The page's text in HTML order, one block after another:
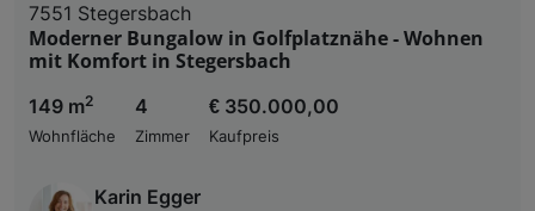
7551 Stegersbach
Moderner Bungalow in Golfplatznähe - Wohnen
mit Komfort in Stegersbach
149 m2
Wohnfläche
4
Zimmer
€ 350.000,00
Kaufpreis
Karin Egger